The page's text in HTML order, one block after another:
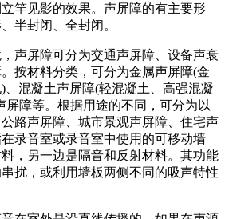
竿见影的效果。声屏障的有主要形
半封闭、全封闭。
声屏障可分为交通声屏障、设备声衰
按材料分类，可分为金属声屏障(金
、混凝土声屏障(轻混凝土、高强混凝
屏障等。根据用途的不同，可分为以
路声屏障、城市景观声屏障、住宅声
录音室或录音室中使用的可移动墙
，另一边是隔音和反射材料。其功能
扰，或利用墙板两侧不同的吸声特性